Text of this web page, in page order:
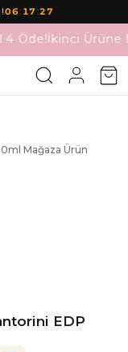
06: 17 :27
Öde!İkinci Ürüne
Mağaza Ürün
EDP